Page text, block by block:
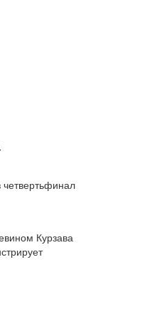
Курзава